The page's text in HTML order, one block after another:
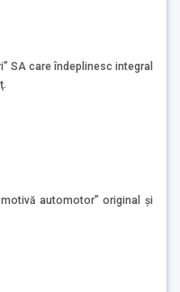
SA care îndeplinesc integral
automotor” original şi